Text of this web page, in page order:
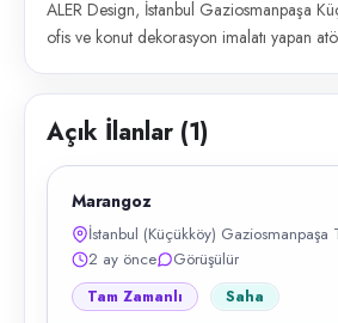
ALER Design, İstanbul Gaziosmanpaşa
ofis ve konut dekorasyon imalatı yapan
Açık İlanlar (1)
Marangoz
İstanbul (Küçükköy) Gaziosmanpaşa
2 ay önce
Görüşülür
Tam Zamanlı Saha